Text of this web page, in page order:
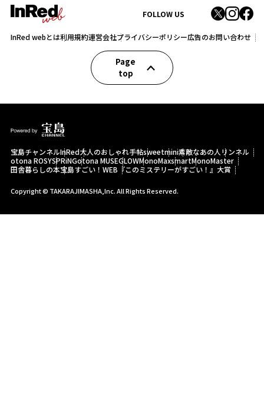
FOLLOW US
InRed webとは利用規約運営会社プライバシーポリシー広告のお問い合わせ
Page
top
宝島チャンネルInRed大人のおしゃれ手帖sweetmini素敵なあの人 リンネル
otona ROSYSPRiNGotona MUSEGLOWMonoMaxsmartMonoMaster
田舎暮らしの本宝島すごい！WEB 『このミステリーがすごい！』大賞
Copyright © TAKARAJIMASHA,Inc. All Rights Reserved.